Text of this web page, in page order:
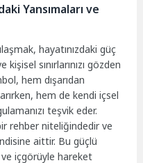
Yansımaları ve
hayatınızdaki güç
sınırlarınızı gözden
hem dışarıdan
hem de kendi içsel
teşvik eder.
rehber niteliğindedir ve
aittir. Bu güçlü
ve içgörüyle hareket